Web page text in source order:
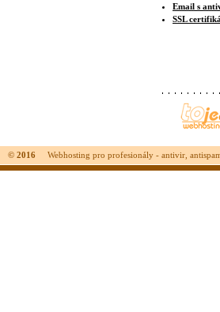
Email s
SSL
© 2016 Webhosting pro profesionály - antivir,